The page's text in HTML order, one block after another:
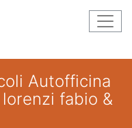
Autofficina
fabio &